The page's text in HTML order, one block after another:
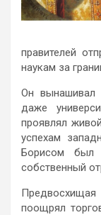
правителей
наукам за
Он вынашивал
даже
проявлял
успехам
Борисом был
собственный
поощрял